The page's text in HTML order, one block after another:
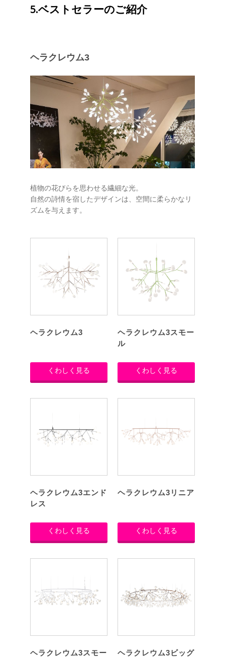
5.ベストセラーのご紹介
ヘラクレウム3
植物の花びらを思わせる繊細な光。
自然の詩情を宿したデザインは、空間に柔らかなリ
ズムを与えます。
ヘラクレウム3
くわしく見る
ヘラクレウム3スモー
ル
くわしく見る
ヘラクレウム3エンド
レス
くわしく見る
ヘラクレウム3リニア
くわしく見る
ヘラクレウム3スモー ヘラクレウム3ビッグ